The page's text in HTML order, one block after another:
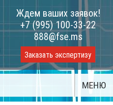
Ждем ваших заявок!
+7 (995) 100-33-22
888@fse.ms
Заказать экспертизу
МЕНЮ